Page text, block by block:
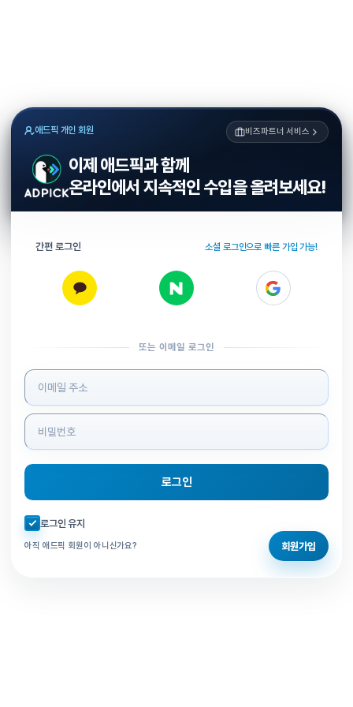
애드픽 개인 회원 비즈파트너 서비스
이제 애드픽과 함께
온라인에서 지속적인 수입을 올려보세요!
간편 로그인 소셜 로그인으로 빠른 가입 가능!
또는 이메일 로그인
로그인 정보 입력
로그인
자동로그인 체크
로그인 유지
아직 애드픽 회원이 아니신가요? 회원가입